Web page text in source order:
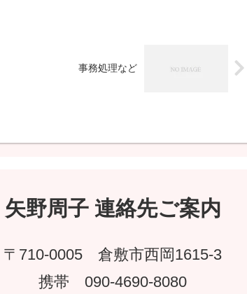
事務処理など
矢野周子 連絡先ご案内
〒710-0005 倉敷市西岡1615-3
携帯 090-4690-8080